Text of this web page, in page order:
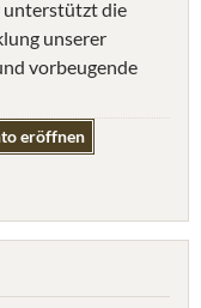
unterstützt die
unserer
vorbeugende
eröffnen